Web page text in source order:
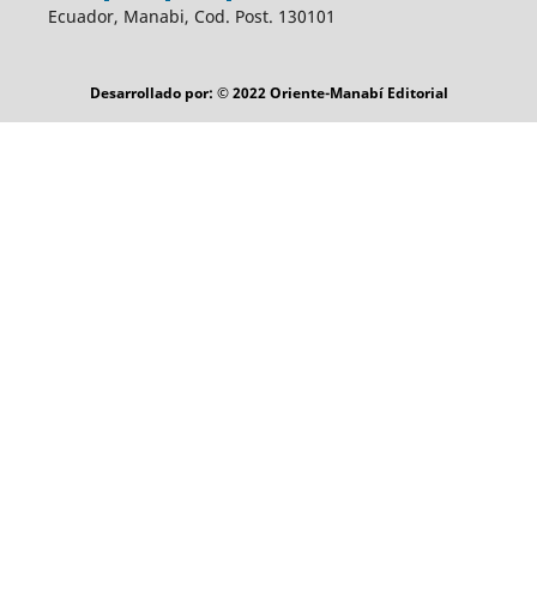
Ecuador, Manabi, Cod. Post. 130101
Desarrollado por: © 2022 Oriente-Manabí Editorial